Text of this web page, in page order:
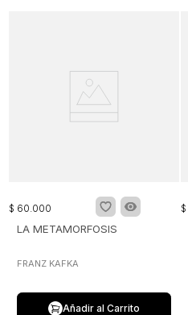
$ 60.000
LA METAMORFOSIS
FRANZ KAFKA
Añadir al Carrito
$